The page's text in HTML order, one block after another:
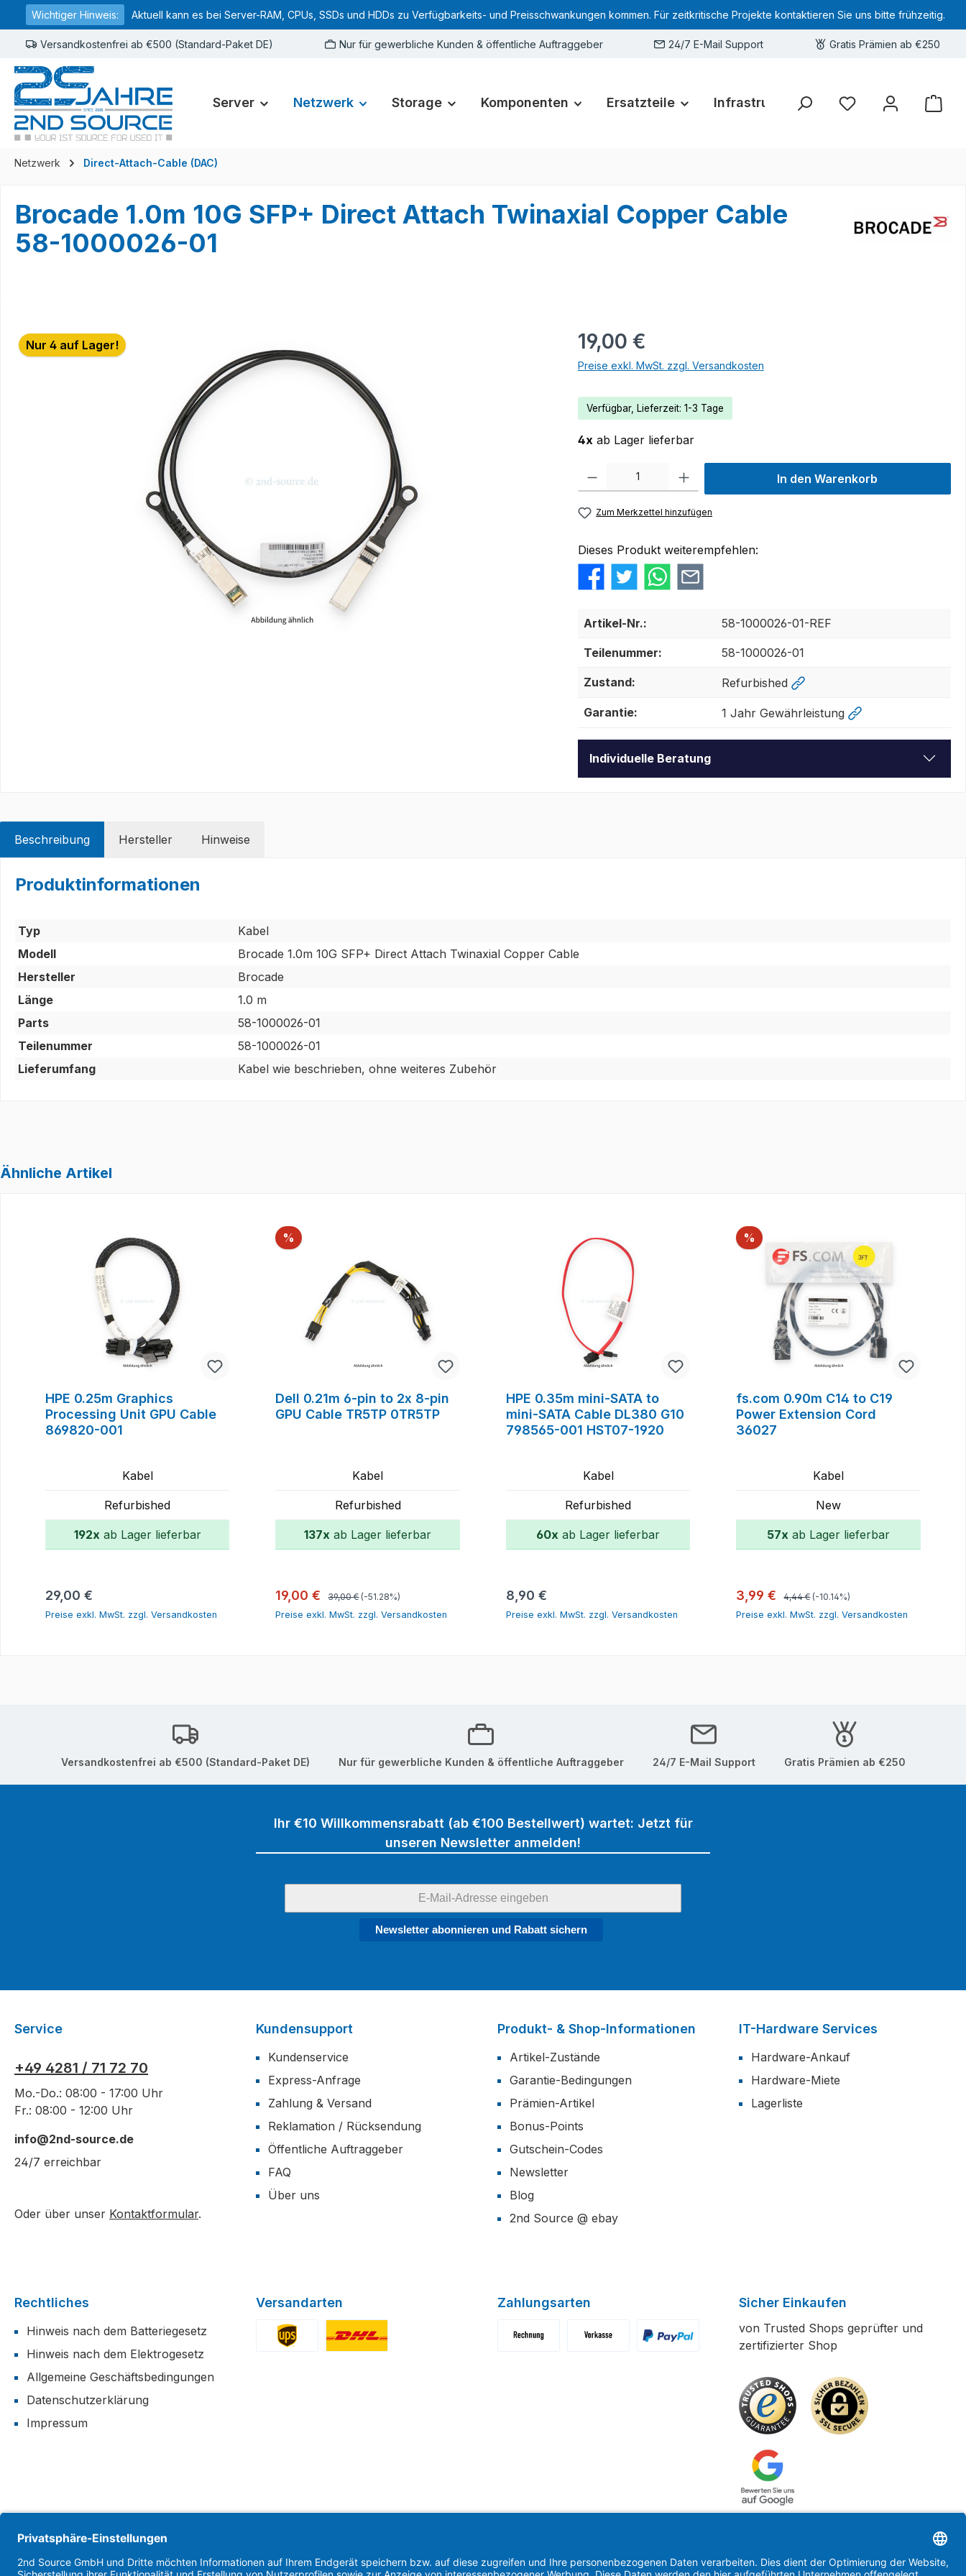
Zur Hauptnavigation springen
Wichtiger Hinweis: Aktuell kann es bei Server-RAM, CPUs, SSDs und HDDs zu Verfügbarkeits- und Preisschwankungen kommen. Für zeitkritische Projekte kontaktieren Sie uns bitte frühzeitig.
Versandkostenfrei ab €500 (Standard-Paket DE) Nur für gewerbliche Kunden & öffentliche Auftraggeber 24/7 E-Mail Support Gratis Prämien ab €250
Server Netzwerk Storage Komponenten Ersatzteile Infrastruktur Hardware-Deals
Sie haben 0 Produkte
Netzwerk Direct-Attach-Cable (DAC)
Brocade 1.0m 10G SFP+ Direct Attach Twinaxial Copper Cable
58-1000026-01
Bildergalerie überspringen
Nur 4 auf Lager! 19,00 €
Preise exkl. MwSt. zzgl. Versandkosten
Verfügbar, Lieferzeit: 1-3 Tage
4x ab Lager lieferbar
Produkt Anzahl: Gib den gewünschten Wert ein oder benutze die Schaltflächen um die
In den Warenkorb
Zum Merkzettel hinzufügen
Dieses Produkt weiterempfehlen:
Artikel-Nr.: 58-1000026-01-REF
Teilenummer: 58-1000026-01
Zustand: Refurbished
Garantie: 1 Jahr Gewährleistung
Individuelle Beratung
Beschreibung Hersteller Hinweise
Produktinformationen
Typ
Kabel
Modell
Brocade 1.0m 10G SFP+ Direct Attach Twinaxial Copper Cable
Hersteller
Brocade
Länge
1.0 m
Parts
58-1000026-01
Teilenummer
58-1000026-01
Lieferumfang
Kabel wie beschrieben, ohne weiteres Zubehör
Ähnliche Artikel
HPE 0.25m Graphics
Processing Unit GPU Cable
869820-001
Kabel
Refurbished
192x ab Lager lieferbar
Regulärer Preis:
29,00 €
Preise exkl. MwSt. zzgl. Versandkosten
% Rabatt
Dell 0.21m 6-pin to 2x 8-pin
GPU Cable TR5TP 0TR5TP
Kabel
Refurbished
137x ab Lager lieferbar
Verkaufspreis:
19,00 € Regulärer Preis:
39,00 € (-51.28%)
Preise exkl. MwSt. zzgl. Versandkosten
HPE 0.35m mini-SATA to
mini-SATA Cable DL380 G10
798565-001 HST07-1920
Kabel
Refurbished
60x ab Lager lieferbar
Regulärer Preis:
8,90 €
Preise exkl. MwSt. zzgl. Versandkosten
% Rabatt
fs.com 0.90m C14 to C19
Power Extension Cord
36027
Kabel
New
57x ab Lager lieferbar
Verkaufspreis:
3,99 € Regulärer Preis:
4,44 € (-10.14%)
Preise exkl. MwSt. zzgl. Versandkosten
Versandkostenfrei ab €500 (Standard-Paket DE) Nur für gewerbliche Kunden & öffentliche Auftraggeber 24/7 E-Mail Support Gratis Prämien ab €250
Ihr €10 Willkommensrabatt (ab €100 Bestellwert) wartet: Jetzt für
unseren Newsletter anmelden!
Newsletter abonnieren und Rabatt sichern
Service
+49 4281 / 71 72 70
Mo.-Do.: 08:00 - 17:00 Uhr
Fr.: 08:00 - 12:00 Uhr
info@2nd-source.de
24/7 erreichbar
Oder über unser Kontaktformular.
Kundensupport
Kundenservice
Express-Anfrage
Zahlung & Versand
Reklamation / Rücksendung
Öffentliche Auftraggeber
FAQ
Über uns
Produkt- & Shop-Informationen
Artikel-Zustände
Garantie-Bedingungen
Prämien-Artikel
Bonus-Points
Gutschein-Codes
Newsletter
Blog
2nd Source @ ebay
IT-Hardware Services
Hardware-Ankauf
Hardware-Miete
Lagerliste
Rechtliches
Hinweis nach dem Batteriegesetz
Hinweis nach dem Elektrogesetz
Allgemeine Geschäftsbedingungen
Datenschutzerklärung
Impressum
Versandarten Zahlungsarten Sicher Einkaufen
von Trusted Shops geprüfter und
zertifizierter Shop